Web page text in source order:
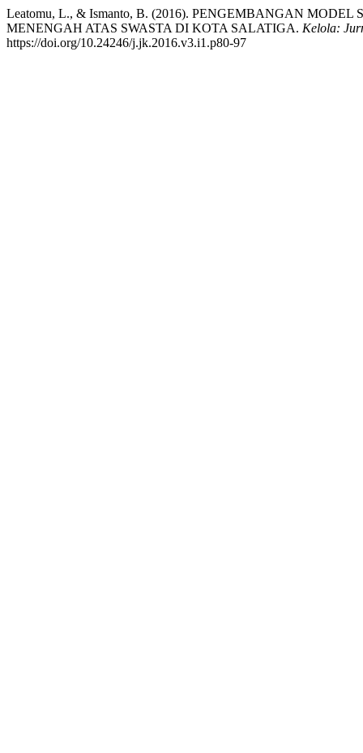
Leatomu, L., & Ismanto, B. (2016). PENGEMBANGAN
MENENGAH ATAS SWASTA DI KOTA SALATIGA. Kelola:
https://doi.org/10.24246/j.jk.2016.v3.i1.p80-97